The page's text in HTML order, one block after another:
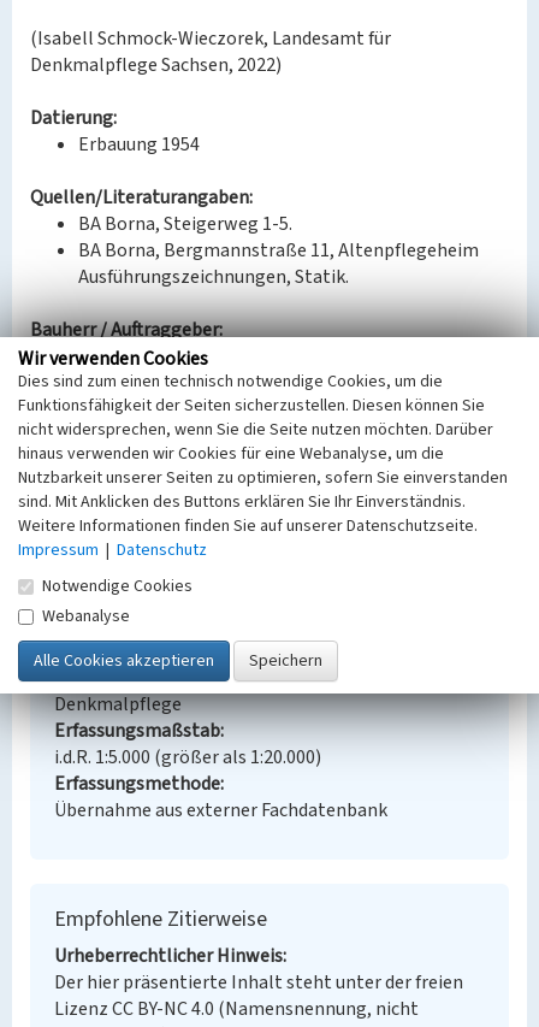
(Isabell Schmock-Wieczorek, Landesamt für
Denkmalpflege Sachsen, 2022)
Datierung:
Erbauung 1954
Quellen/Literaturangaben:
BA Borna, Steigerweg 1-5.
BA Borna, Bergmannstraße 11, Altenpflegeheim
Ausführungszeichnungen, Statik.
Bauherr / Auftraggeber:
Bauherr: VEB Braunkohlenwerk Borna
(Investträger)
Entwurf: Entwurfsbüro für Hochbau Leipzig
BKM-Nummer: 30500089
Steigerweg (Siedlung Borna-Südwest)
Siedlungsteil Mehrfamilienhaus
Ort
Borna
Fachsicht(en)
Denkmalpflege
Erfassungsmaßstab
i.d.R. 1:5.000 (größer als 1:20.000)
Erfassungsmethode
Übernahme aus externer Fachdatenbank
Empfohlene Zitierweise
Urheberrechtlicher Hinweis
Der hier präsentierte Inhalt steht unter der freien
Lizenz CC BY-NC 4.0 (Namensnennung, nicht
Wir verwenden Cookies
Dies sind zum einen technisch notwendige Cookies, um die
Funktionsfähigkeit der Seiten sicherzustellen. Diesen können Sie
nicht widersprechen, wenn Sie die Seite nutzen möchten. Darüber
hinaus verwenden wir Cookies für eine Webanalyse, um die
Nutzbarkeit unserer Seiten zu optimieren, sofern Sie einverstanden
sind. Mit Anklicken des Buttons erklären Sie Ihr Einverständnis.
Weitere Informationen finden Sie auf unserer Datenschutzseite.
Impressum | Datenschutz
Notwendige Cookies
Webanalyse